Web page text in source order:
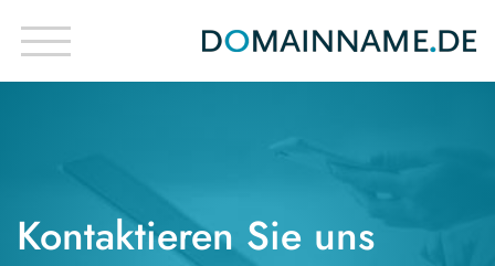
Kontaktieren Sie uns